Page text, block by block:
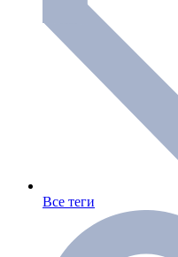
Все теги